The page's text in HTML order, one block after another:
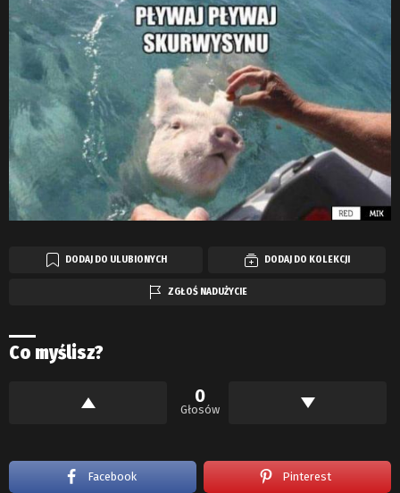
DODAJ DO ULUBIONYCH DODAJ DO KOLEKCJI
ZGŁOŚ NADUŻYCIE
Co myślisz?
0
Głosów
Facebook Pinterest